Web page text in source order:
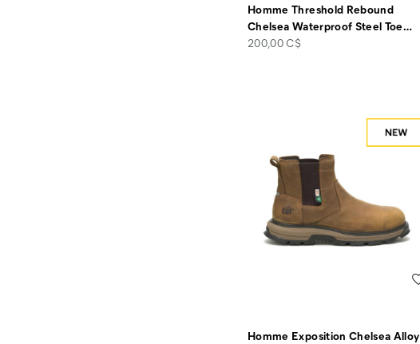
Homme Threshold Rebound
Chelsea Waterproof Steel Toe…
price
200,00 C$
Homme Exposition Chelsea Alloy